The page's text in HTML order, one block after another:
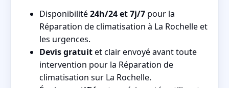
Disponibilité24h/24 et 7j/7 pour la
Réparation de climatisation à La Rochelle et
les urgences.
Devis gratuitet clair envoyé avant toute
intervention pour la Réparation de
climatisation sur La Rochelle.